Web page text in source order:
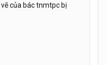
của bác tnmtpc bị